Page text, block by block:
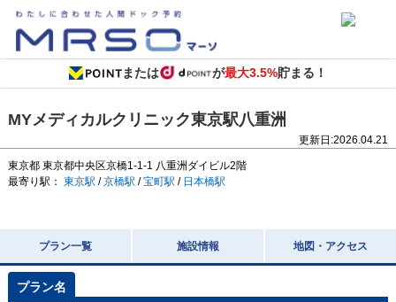
または が最大3.5%貯まる！
MYメディカルクリニック東京駅八重洲
更新日:2026.04.21
東京都 東京都中央区京橋1-1-1 八重洲ダイビル2階
最寄り駅： 東京駅 /京橋駅 /宝町駅 / 日本橋駅
プラン一覧 施設情報 地図・アクセス